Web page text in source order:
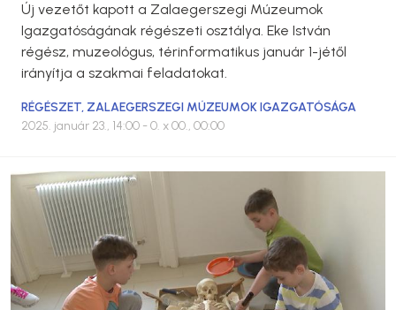
Új vezetőt kapott a Zalaegerszegi Múzeumok
Igazgatóságának régészeti osztálya. Eke István
régész, muzeológus, térinformatikus január 1-jétől
irányítja a szakmai feladatokat.
RÉGÉSZET, ZALAEGERSZEGI MÚZEUMOK IGAZGATÓSÁGA
2025. január 23., 14:00 - 0. x 00., 00:00